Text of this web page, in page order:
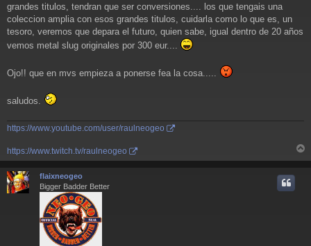
grandes titulos, tendran que ser conversiones.... los que tengais una
coleccion amplia con esos grandes titulos, cuidarla como lo que es, un
tesoro, veremos que depara el futuro, quien sabe, igual dentro de 20 años
vemos metal slug originales por 300 eur....
Ojo!! que en mvs empieza a ponerse fea la cosa.....
saludos.
https://www.youtube.com/user/raulneogeo
https://www.twitch.tv/raulneogeo
r
flaixneogeo
Bigger Badder Better